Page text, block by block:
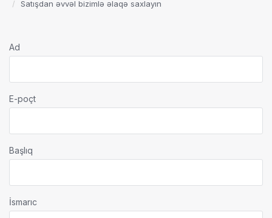
Satışdan əvvəl bizimlə əlaqə saxlayın
Ad
E-poçt
Başlıq
İsmarıc